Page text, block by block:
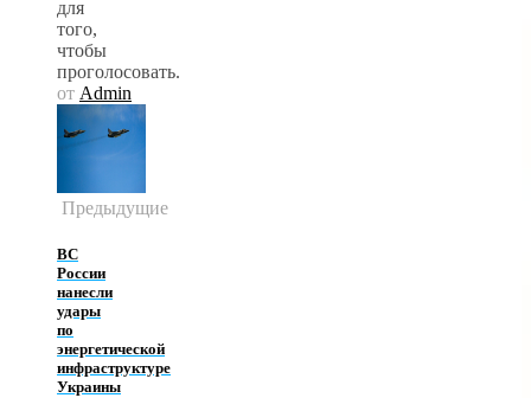
для
того,
чтобы
проголосовать.
от Admin
Предыдущие
ВС
России
нанесли
удары
по
энергетической
инфраструктуре
Украины